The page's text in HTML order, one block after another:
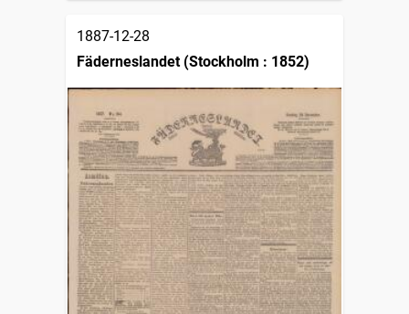
1887-12-28
Fäderneslandet (Stockholm : 1852)